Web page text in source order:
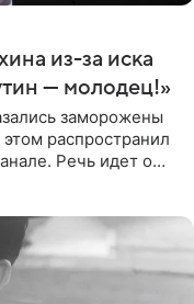
из-за иска
— молодец!»
заморожены
распространил
Речь идет о